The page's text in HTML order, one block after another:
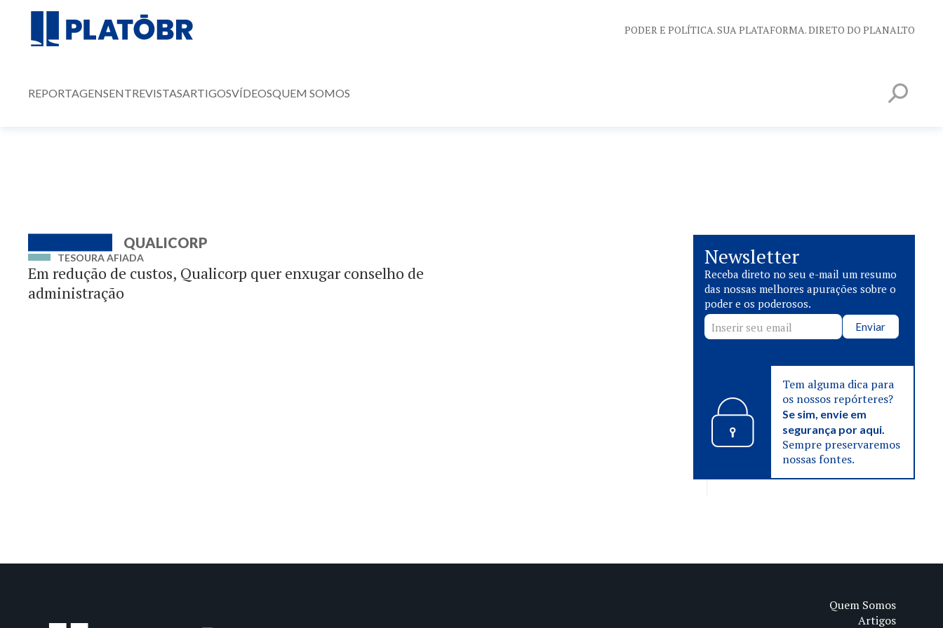
PODER E POLÍTICA. SUA PLATAFORMA. DIRETO DO PLANALTO
REPORTAGENSENTREVISTASARTIGOSVÍDEOSQUEM SOMOS
QUALICORP
TESOURA AFIADA
Em redução de custos, Qualicorp quer enxugar conselho de
administração
Newsletter
Receba direto no seu e-mail um resumo
das nossas melhores apurações sobre o
poder e os poderosos.
Enviar
Tem alguma dica para
os nossos repórteres?
Se sim, envie em
segurança por aqui.
Sempre preservaremos
nossas fontes.
Quem Somos
Artigos